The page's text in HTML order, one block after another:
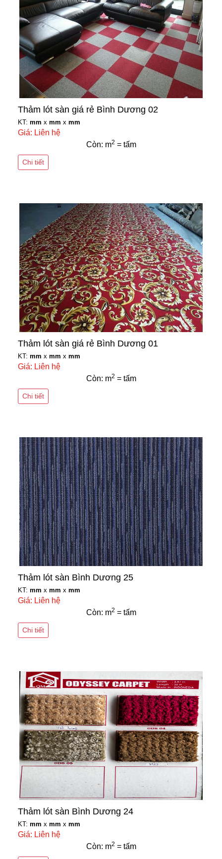
Thảm lót sàn giá rẻ Bình Dương 02
KT: mm x mm x mm
Giá: Liên hệ
Còn: m2 = tấm
Chi tiết
Thảm lót sàn giá rẻ Bình Dương 01
KT: mm x mm x mm
Giá: Liên hệ
Còn: m2 = tấm
Chi tiết
Thảm lót sàn Bình Dương 25
KT: mm x mm x mm
Giá: Liên hệ
Còn: m2 = tấm
Chi tiết
Thảm lót sàn Bình Dương 24
KT: mm x mm x mm
Giá: Liên hệ
Còn: m2 = tấm